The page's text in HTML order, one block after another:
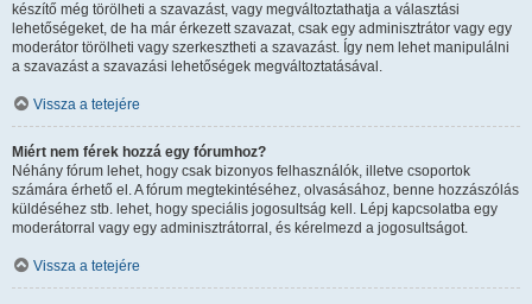
készítő még törölheti a szavazást, vagy megváltoztathatja a választási
lehetőségeket, de ha már érkezett szavazat, csak egy adminisztrátor vagy egy
moderátor törölheti vagy szerkesztheti a szavazást. Így nem lehet manipulálni
a szavazást a szavazási lehetőségek megváltoztatásával.
Vissza a tetejére
Miért nem férek hozzá egy fórumhoz?
Néhány fórum lehet, hogy csak bizonyos felhasználók, illetve csoportok
számára érhető el. A fórum megtekintéséhez, olvasásához, benne hozzászólás
küldéséhez stb. lehet, hogy speciális jogosultság kell. Lépj kapcsolatba egy
moderátorral vagy egy adminisztrátorral, és kérelmezd a jogosultságot.
Vissza a tetejére